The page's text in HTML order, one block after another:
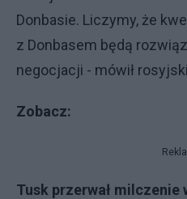
Donbasie. Liczymy, że
z Donbasem będą
negocjacji - mówił
Zobacz:
Tusk przerwał milczenie